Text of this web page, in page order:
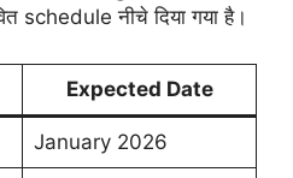
schedule नीचे दिया गया है।
Expected Date
January 2026